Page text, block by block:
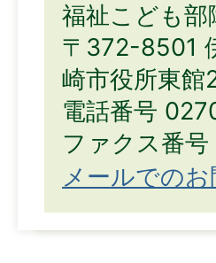
福祉こども部
〒372-8501
崎市役所東館
電話番号
ファクス番
メールでの